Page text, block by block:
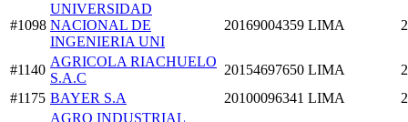
#1098
UNIVERSIDAD
NACIONAL DE
INGENIERIA UNI
20169004359 LIMA
#1140
AGRICOLA RIACHUELO
S.A.C
20154697650 LIMA
#1175 BAYER S.A 20100096341 LIMA
AGRO INDUSTRIAL